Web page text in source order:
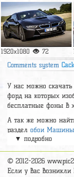
1920x1080 72
Comments system
У нас можно скачать
форд на которых
бесплатные фоны в
А так же можно
раздел обои Машины
большое
и обоев хорошего hd
▼ подробно
© 2012-2026
Если у вас